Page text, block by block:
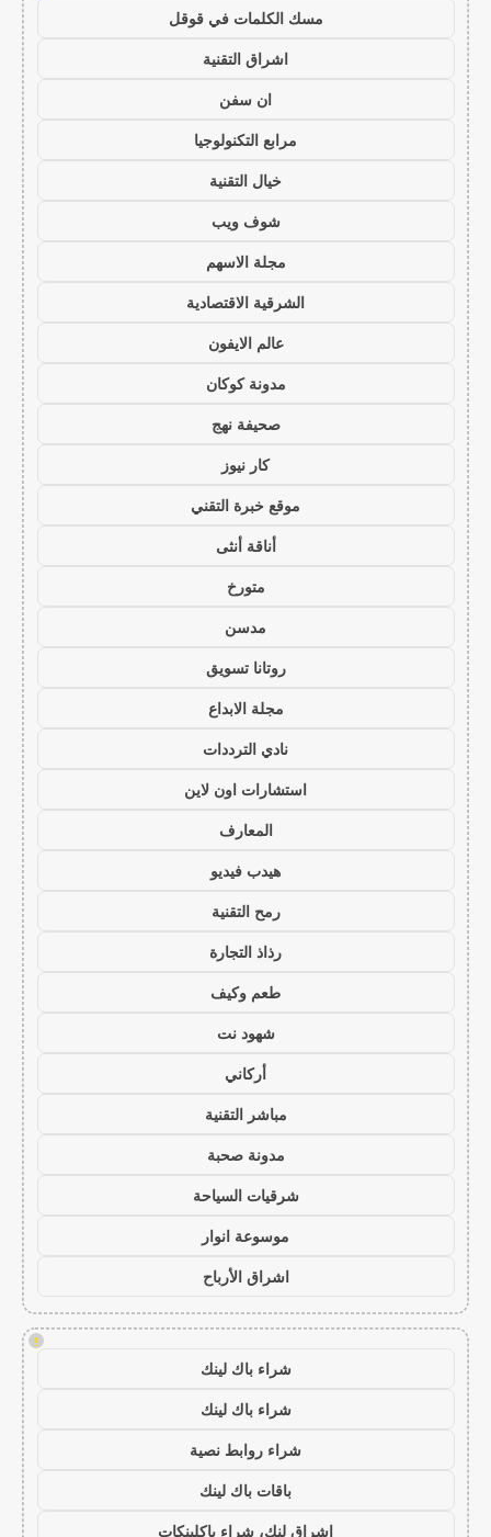
مسك الكلمات في قوقل
اشراق التقنية
ان سفن
مرابع التكنولوجيا
خيال التقنية
شوف ويب
مجلة الاسهم
الشرقية الاقتصادية
عالم الايفون
مدونة كوكان
صحيفة نهج
كار نيوز
موقع خبرة التقني
أناقة أنثى
متورخ
مدسن
روتانا تسويق
مجلة الابداع
نادي الترددات
استشارات اون لاين
المعارف
هيدب فيديو
رمح التقنية
رذاذ التجارة
طعم وكيف
شهود نت
أركاني
مباشر التقنية
مدونة صحبة
شرقيات السياحة
موسوعة انوار
اشراق الأرباح
!
شراء باك لينك
شراء باك لينك
شراء روابط نصية
باقات باك لينك
اشراق لنك، شراء باكلينكات